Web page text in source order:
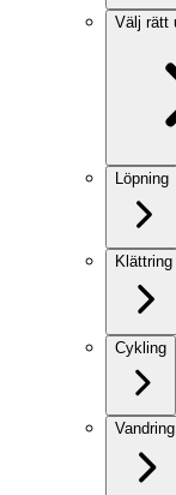
Välj rätt
Löpning
Klättring
Cykling
Vandring